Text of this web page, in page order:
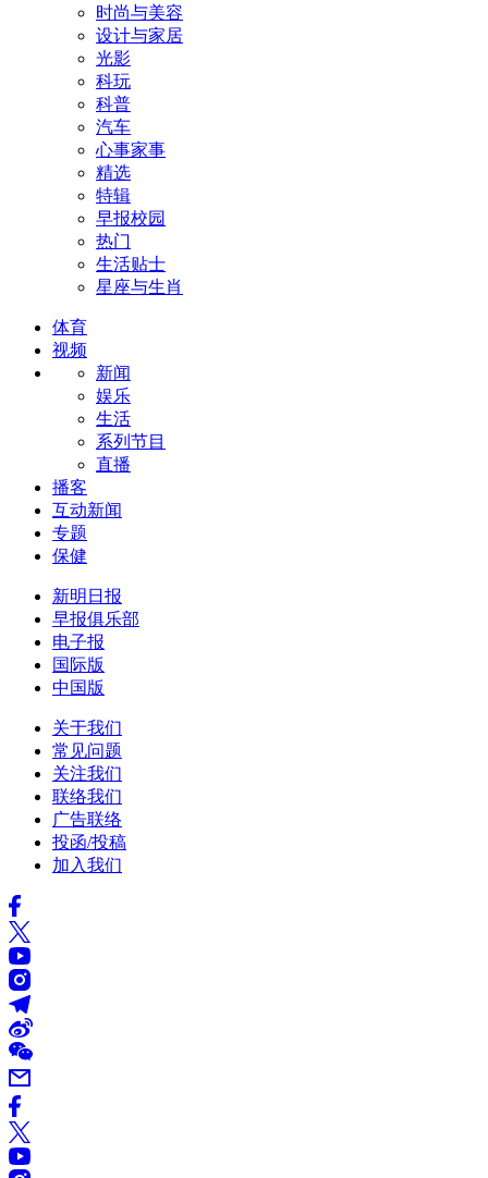
时尚与美容
设计与家居
光影
科玩
科普
汽车
心事家事
精选
特辑
早报校园
热门
生活贴士
星座与生肖
体育
视频
新闻
娱乐
生活
系列节目
直播
播客
互动新闻
专题
保健
新明日报
早报俱乐部
电子报
国际版
中国版
关于我们
常见问题
关注我们
联络我们
广告联络
投函/投稿
加入我们